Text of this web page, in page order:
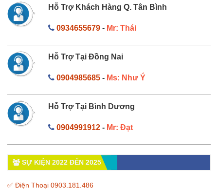
Hỗ Trợ Khách Hàng Q. Tân Bình
0934655679- Mr: Thái
Hỗ Trợ Tại Đồng Nai
0904985685- Ms: Như Ý
Hỗ Trợ Tại Bình Dương
0904991912- Mr: Đạt
SỰ KIỆN 2022 ĐẾN 2025
✅ Điện Thoại 0903.181.486